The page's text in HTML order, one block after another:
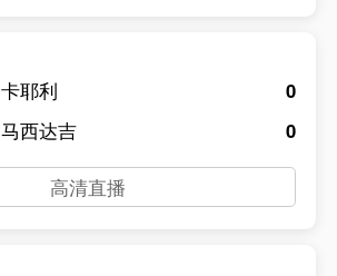
卡耶利
马西达吉
0
0
高清直播